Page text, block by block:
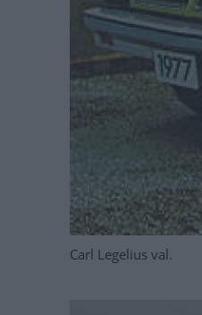
Carl Legelius val.